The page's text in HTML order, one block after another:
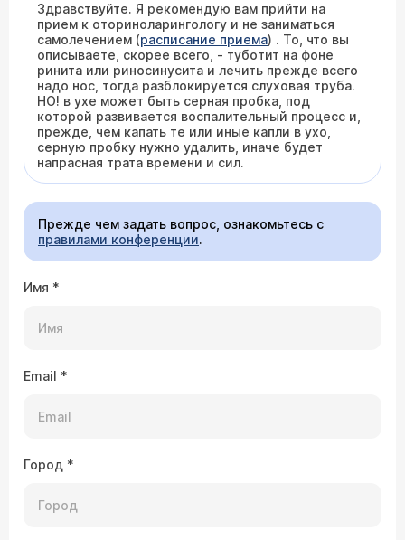
Здравствуйте. Я рекомендую вам прийти на
прием к оториноларингологу и не заниматься
самолечением (расписание приема) . То, что вы
описываете, скорее всего, - туботит на фоне
ринита или риносинусита и лечить прежде всего
надо нос, тогда разблокируется слуховая труба.
НО! в ухе может быть серная пробка, под
которой развивается воспалительный процесс и,
прежде, чем капать те или иные капли в ухо,
серную пробку нужно удалить, иначе будет
напрасная трата времени и сил.
Прежде чем задать вопрос, ознакомьтесь с
правилами конференции.
Имя *
Email *
Город *